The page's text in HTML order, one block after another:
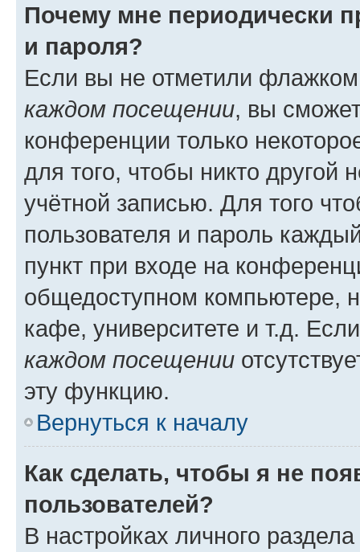
Почему мне периодически
и пароля?
Если вы не отметили
каждом посещении, вы
конференции только
для того, чтобы никто другой
учётной записью. Для того
пользователя и пароль
пункт при входе на
общедоступном компьютере,
кафе, университете и т.д.
каждом посещении
эту функцию.
Вернуться к началу
Как сделать, чтобы я не
пользователей?
В настройках личного